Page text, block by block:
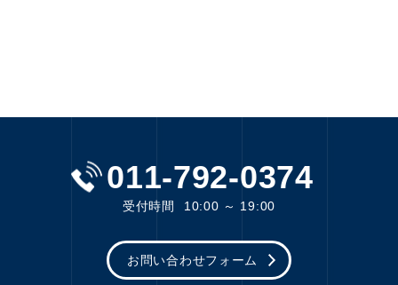
011-792-0374
受付時間 10:00 ～ 19:00
お問い合わせフォーム